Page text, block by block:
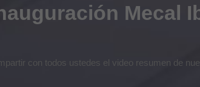
Mecal
con todos ustedes el video resumen de